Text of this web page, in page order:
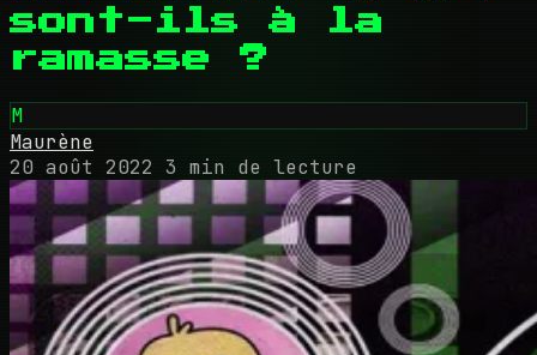
sont-ils à la
ramasse ?
M
Maurène
20 août 2022 3 min de lecture